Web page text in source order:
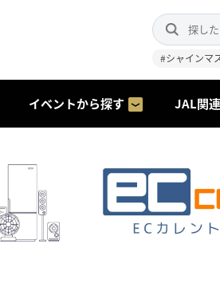
#シャインマ
イベントから探す JAL関